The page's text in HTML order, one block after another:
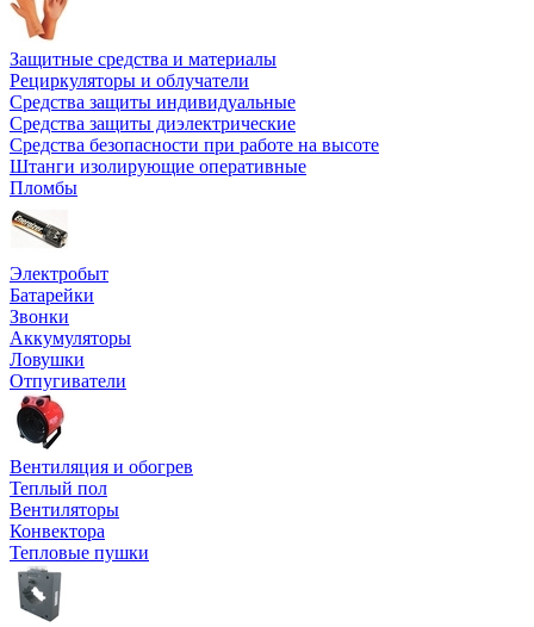
Защитные средства и материалы
Рециркуляторы и облучатели
Средства защиты индивидуальные
Средства защиты диэлектрические
Средства безопасности при работе на высоте
Штанги изолирующие оперативные
Пломбы
Электробыт
Батарейки
Звонки
Аккумуляторы
Ловушки
Отпугиватели
Вентиляция и обогрев
Теплый пол
Вентиляторы
Конвектора
Тепловые пушки